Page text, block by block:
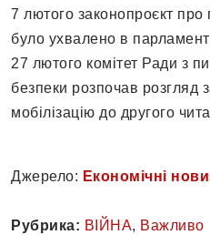
7 лютого законопроєкт про
було ухвалено в
27 лютого комітет Ради з
безпеки розпочав розгляд
мобілізацію до другого
Джерело: Економічні
Рубрика: ВІЙНА, Важливо